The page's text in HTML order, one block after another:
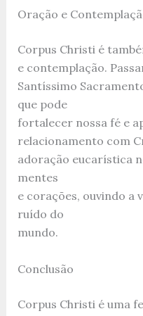
Oração e
Corpus Christi é
e contemplação.
Santíssimo
que pode
fortalecer nossa fé e
relacionamento com
adoração eucarística
mentes
e corações, ouvindo a
ruído do
mundo.
Conclusão
Corpus Christi é uma